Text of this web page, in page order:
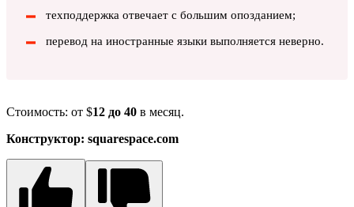
техподдержка отвечает с большим опозданием;
перевод на иностранные языки выполняется неверно.
Стоимость: от $12 до 40 в месяц.
Конструктор: squarespace.com